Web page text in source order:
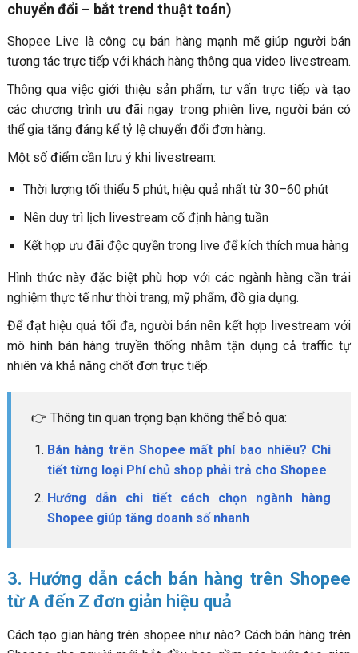
chuyển đổi – bắt trend thuật toán)
Shopee Live là công cụ bán hàng mạnh mẽ giúp người bán
tương tác trực tiếp với khách hàng thông qua video livestream.
Thông qua việc giới thiệu sản phẩm, tư vấn trực tiếp và tạo
các chương trình ưu đãi ngay trong phiên live, người bán có
thể gia tăng đáng kể tỷ lệ chuyển đổi đơn hàng.
Một số điểm cần lưu ý khi livestream:
Thời lượng tối thiểu 5 phút, hiệu quả nhất từ 30–60 phút
Nên duy trì lịch livestream cố định hàng tuần
Kết hợp ưu đãi độc quyền trong live để kích thích mua hàng
Hình thức này đặc biệt phù hợp với các ngành hàng cần trải
nghiệm thực tế như thời trang, mỹ phẩm, đồ gia dụng.
Để đạt hiệu quả tối đa, người bán nên kết hợp livestream với
mô hình bán hàng truyền thống nhằm tận dụng cả traffic tự
nhiên và khả năng chốt đơn trực tiếp.
👉 Thông tin quan trọng bạn không thể bỏ qua:
Bán hàng trên Shopee mất phí bao nhiêu? Chi
tiết từng loại Phí chủ shop phải trả cho Shopee
Hướng dẫn chi tiết cách chọn ngành hàng
Shopee giúp tăng doanh số nhanh
3. Hướng dẫn cách bán hàng trên Shopee
từ A đến Z đơn giản hiệu quả
Cách tạo gian hàng trên shopee như nào? Cách bán hàng trên